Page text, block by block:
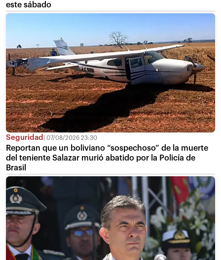
este sábado
Seguridad 07/08/2026 23:30
Reportan que un boliviano “sospechoso” de la muerte
del teniente Salazar murió abatido por la Policía de
Brasil